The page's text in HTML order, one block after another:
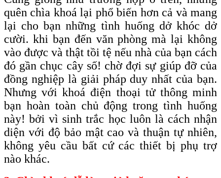
quên chìa khoá lại phổ biến hơn cả và mang
lại cho bạn những tình huống dở khóc dở
cười. khi bạn đến văn phòng mà lại không
vào được và thật tồi tệ nếu nhà của bạn cách
đó gần chục cây số! chờ đợi sự giúp đỡ của
đồng nghiệp là giải pháp duy nhất của bạn.
Nhưng với khoá điện thoại tử thông minh
bạn hoàn toàn chủ động trong tình huống
này! bởi vì sinh trắc học luôn là cách nhận
diện với độ bảo mật cao và thuận tự nhiên,
không yêu cầu bất cứ các thiết bị phụ trợ
nào khác.